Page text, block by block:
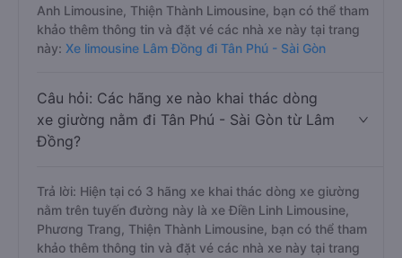
Anh Limousine, Thiện Thành Limousine, bạn có thể tham
khảo thêm thông tin và đặt vé các nhà xe này tại trang
này: Xe limousine Lâm Đồng đi Tân Phú - Sài Gòn
Câu hỏi: Các hãng xe nào khai thác dòng
xe giường nằm đi Tân Phú - Sài Gòn từ Lâm
Đồng?
Trả lời: Hiện tại có 3 hãng xe khai thác dòng xe giường
nằm trên tuyến đường này là xe Điền Linh Limousine,
Phương Trang, Thiện Thành Limousine, bạn có thể tham
khảo thêm thông tin và đặt vé các nhà xe này tại trang